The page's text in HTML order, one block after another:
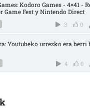
NO ESTÁ
Kodoro Games - 4×41 -
Game Fest y Nintendo Direct
3 0
Youtubeko urrezko era berri
4 0